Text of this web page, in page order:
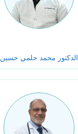
الدكتور محمد حلمي حسين